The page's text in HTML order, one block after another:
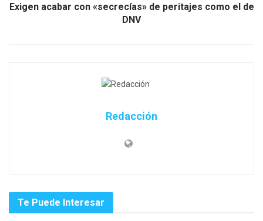
Exigen acabar con «secrecías» de peritajes como el de
DNV
Redacción
Te Puede Interesar